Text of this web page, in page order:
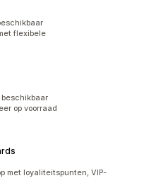
flexibele
op voorraad
met loyaliteitspunten, VIP-